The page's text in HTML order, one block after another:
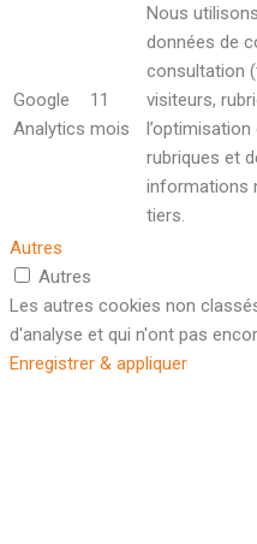
Google
Analytics
11
mois
Nous
données de
consultation
visiteurs,
rubriques et
informations
tiers.
Autres
Autres
Les autres cookies non
d'analyse et qui n'ont pas
Enregistrer & appliquer